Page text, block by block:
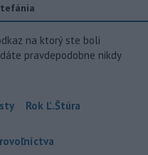
na ktorý ste boli
pravdepodobne nikdy
Rok Ľ.Štúra